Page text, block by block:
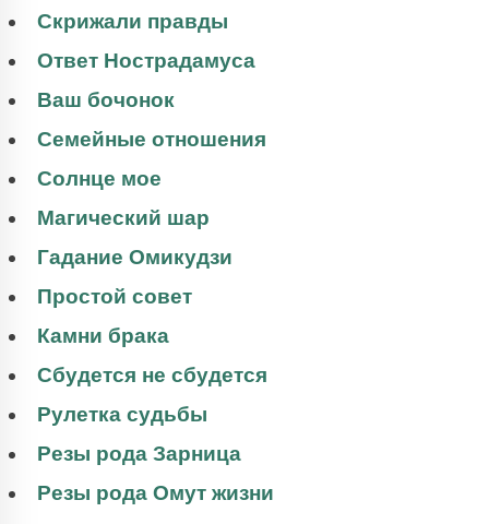
Скрижали правды
Ответ Нострадамуса
Ваш бочонок
Семейные отношения
Солнце мое
Магический шар
Гадание Омикудзи
Простой совет
Камни брака
Сбудется не сбудется
Рулетка судьбы
Резы рода Зарница
Резы рода Омут жизни